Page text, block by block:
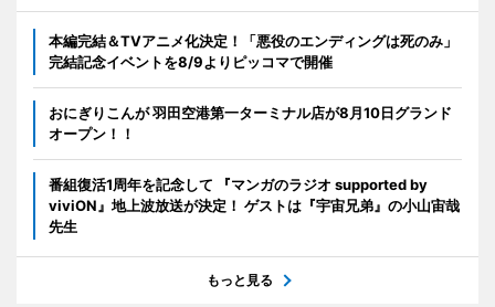
本編完結＆TVアニメ化決定！「悪役のエンディングは死のみ」
完結記念イベントを8/9よりピッコマで開催
おにぎりこんが 羽田空港第一ターミナル店が8月10日グランド
オープン！！
番組復活1周年を記念して 『マンガのラジオ supported by
viviON』地上波放送が決定！ ゲストは『宇宙兄弟』の小山宙哉
先生
もっと見る